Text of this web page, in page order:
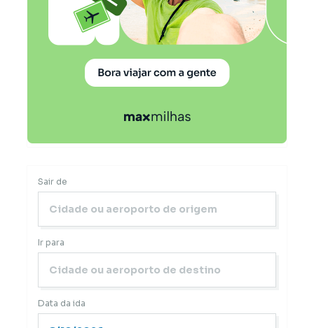
Sair de
Ir para
Data da ida